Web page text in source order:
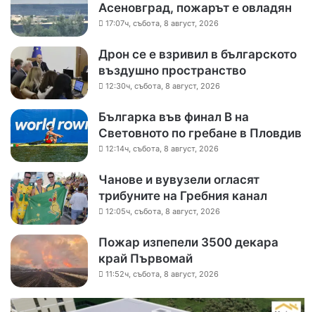
Асеновград, пожарът е овладян
17:07ч, събота, 8 август, 2026
Дрон се е взривил в българското
въздушно пространство
12:30ч, събота, 8 август, 2026
Българка във финал B на
Световното по гребане в Пловдив
12:14ч, събота, 8 август, 2026
Чанове и вувузели огласят
трибуните на Гребния канал
12:05ч, събота, 8 август, 2026
Пожар изпепели 3500 декара
край Първомай
11:52ч, събота, 8 август, 2026